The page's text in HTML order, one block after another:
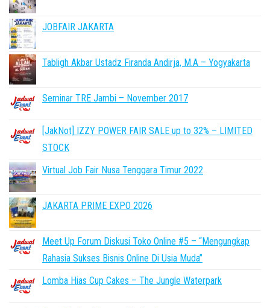
JOBFAIR JAKARTA
Tabligh Akbar Ustadz Firanda Andirja, M.A – Yogyakarta
Seminar TRE Jambi – November 2017
[JakNot] IZZY POWER FAIR SALE up to 32% – LIMITED
STOCK
Virtual Job Fair Nusa Tenggara Timur 2022
JAKARTA PRIME EXPO 2026
Meet Up Forum Diskusi Toko Online #5 – “Mengungkap
Rahasia Sukses Bisnis Online Di Usia Muda”
Lomba Hias Cup Cakes – The Jungle Waterpark